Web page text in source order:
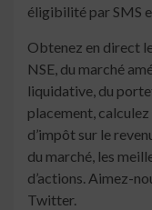
éligibilité par SMS
Obtenez en direct
NSE, du marché
liquidative, du
placement,
d’impôt sur le
du marché, les
d’actions. Aimez-
Twitter.